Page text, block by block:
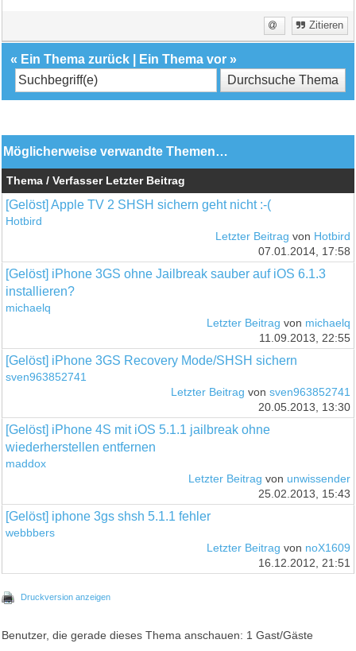
Zitieren
« Ein Thema zurück Ein Thema vor »
Möglicherweise verwandte Themen…
Thema / Verfasser Letzter Beitrag
[Gelöst] Apple TV 2 SHSH sichern geht nicht :-(
Hotbird
Letzter Beitrag von Hotbird
07.01.2014, 17:58
[Gelöst] iPhone 3GS ohne Jailbreak sauber auf iOS 6.1.3
installieren?
michaelq
Letzter Beitrag von michaelq
11.09.2013, 22:55
[Gelöst] iPhone 3GS Recovery Mode/SHSH sichern
sven963852741
Letzter Beitrag von sven963852741
20.05.2013, 13:30
[Gelöst] iPhone 4S mit iOS 5.1.1 jailbreak ohne
wiederherstellen entfernen
maddox
Letzter Beitrag von unwissender
25.02.2013, 15:43
[Gelöst] iphone 3gs shsh 5.1.1 fehler
webbbers
Letzter Beitrag von noX1609
16.12.2012, 21:51
Druckversion anzeigen
Benutzer, die gerade dieses Thema anschauen: 1 Gast/Gäste